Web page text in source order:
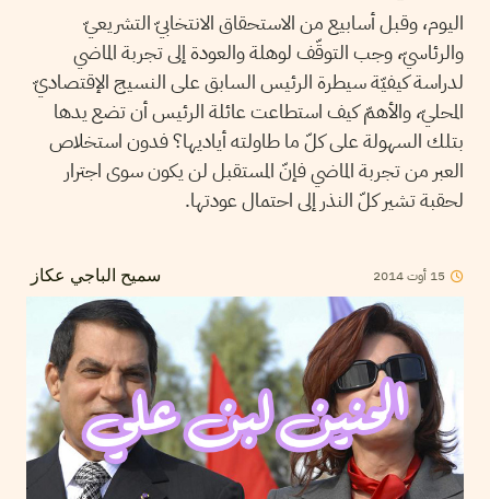
اليوم، وقبل أسابيع من الاستحقاق الانتخابيّ التشريعيّ
والرئاسيّ، وجب التوقّف لوهلة والعودة إلى تجربة الماضي
لدراسة كيفيّة سيطرة الرئيس السابق على النسيج الإقتصاديّ
المحليّ، والأهمّ كيف استطاعت عائلة الرئيس أن تضع يدها
بتلك السهولة على كلّ ما طاولته أياديها؟ فدون استخلاص
العبر من تجربة الماضي فإنّ المستقبل لن يكون سوى اجترار
لحقبة تشير كلّ النذر إلى احتمال عودتها.
سميح الباجي عكاز 15 أوت2014